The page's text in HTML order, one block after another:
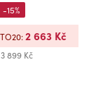
3 899 Kč
-15%
2 663 Kč